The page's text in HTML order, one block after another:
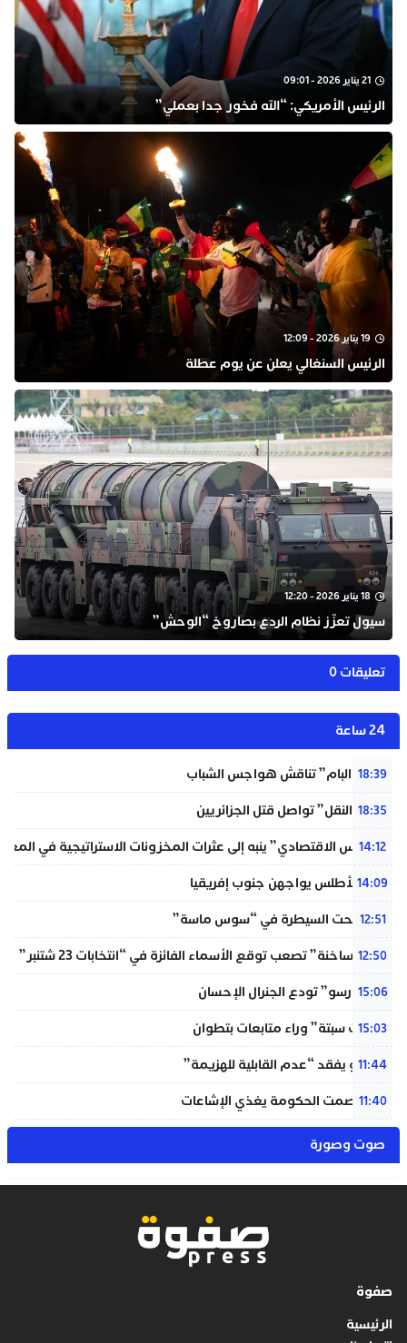
21 يناير 2026 - 09:01
الرئيس الأمريكي: “الله فخور جدا بعملي”
19 يناير 2026 - 12:09
الرئيس السنغالي يعلن عن يوم عطلة
18 يناير 2026 - 12:20
سيول تعزّز نظام الردع بصاروخ “الوحش”
تعليقات 0
24 ساعة
18:39
شبيبة “البام” تناقش هواجس الشباب
18:35
“خردة النقل” تواصل قتل الجزائريين
14:12
“المجلس الاقتصادي” ينبه إلى عثرات المخزونات الاستراتيجية في
14:09
لبؤات الأطلس يواجهن جنوب إفريقيا
12:51
حريق تحت السيطرة في “سوس ماسة”
12:50
“دوائر ساخنة” تصعب توقع الأسماء الفائزة في “انتخابات 23 شتنبر”
15:06
“المينورسو” تودع الجنرال الإحسان
15:03
“أحداث سبتة” وراء متابعات بتطوان
11:44
إنفانتينو يفقد “عدم القابلية للهزيمة”
11:40
بنعلي: صمت الحكومة يغذي الإشاعات
صوت وصورة
صفوة
الرئيسية